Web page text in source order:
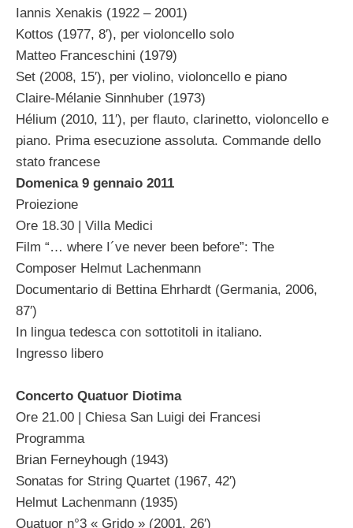
Iannis Xenakis (1922 – 2001)
Kottos (1977, 8′), per violoncello solo
Matteo Franceschini (1979)
Set (2008, 15′), per violino, violoncello e piano
Claire-Mélanie Sinnhuber (1973)
Hélium (2010, 11′), per flauto, clarinetto, violoncello e
piano. Prima esecuzione assoluta. Commande dello
stato francese
Domenica 9 gennaio 2011
Proiezione
Ore 18.30 | Villa Medici
Film “… where I´ve never been before”: The
Composer Helmut Lachenmann
Documentario di Bettina Ehrhardt (Germania, 2006,
87′)
In lingua tedesca con sottotitoli in italiano.
Ingresso libero
Concerto Quatuor Diotima
Ore 21.00 | Chiesa San Luigi dei Francesi
Programma
Brian Ferneyhough (1943)
Sonatas for String Quartet (1967, 42′)
Helmut Lachenmann (1935)
Quatuor n°3 « Grido » (2001, 26′)